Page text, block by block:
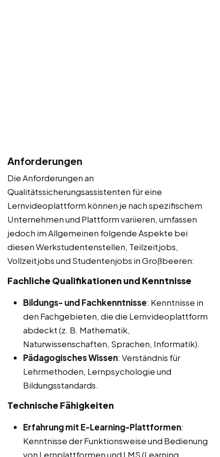
Anforderungen
Die Anforderungen an
Qualitätssicherungsassistenten für eine
Lernvideoplattform können je nach spezifischem
Unternehmen und Plattform variieren, umfassen
jedoch im Allgemeinen folgende Aspekte bei
diesen Werkstudentenstellen, Teilzeitjobs,
Vollzeitjobs und Studentenjobs in Großbeeren:
Fachliche Qualifikationen und Kenntnisse
Bildungs- und Fachkenntnisse: Kenntnisse in
den Fachgebieten, die die Lernvideoplattform
abdeckt (z. B. Mathematik,
Naturwissenschaften, Sprachen, Informatik).
Pädagogisches Wissen: Verständnis für
Lehrmethoden, Lernpsychologie und
Bildungsstandards.
Technische Fähigkeiten
Erfahrung mit E-Learning-Plattformen:
Kenntnisse der Funktionsweise und Bedienung
von Lernplattformen und LMS (Learning